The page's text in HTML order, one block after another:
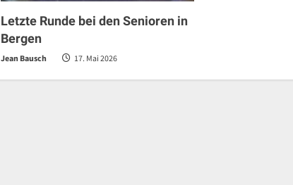
Letzte Runde bei den Senioren in
Bergen
Jean Bausch 17. Mai 2026